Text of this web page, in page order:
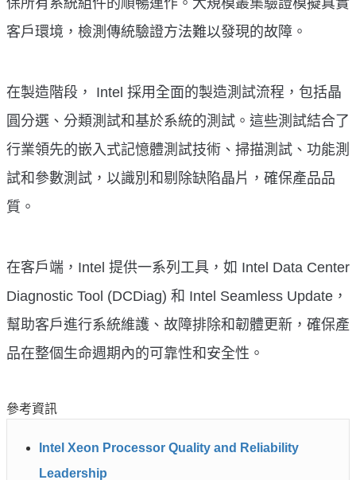
客戶環境，檢測傳統驗證方法難以發現的故障。
在製造階段， Intel 採用全面的製造測試流程，包括晶
圓分選、分類測試和基於系統的測試。這些測試結合了
行業領先的嵌入式記憶體測試技術、掃描測試、功能測
試和參數測試，以識別和剔除缺陷晶片，確保產品品
質。
在客戶端，Intel 提供一系列工具，如 Intel Data Center
Diagnostic Tool (DCDiag) 和 Intel Seamless Update，
幫助客戶進行系統維護、故障排除和韌體更新，確保產
品在整個生命週期內的可靠性和安全性。
參考資訊
Intel Xeon Processor Quality and Reliability
Leadership